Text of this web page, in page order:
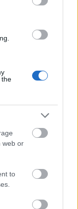
the
web or
to
tovább!